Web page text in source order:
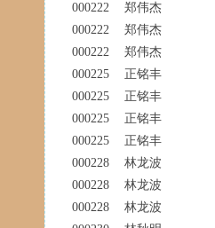
000222
郑伟杰
000222
郑伟杰
000222
郑伟杰
000225
正铭丰
000225
正铭丰
000225
正铭丰
000225
正铭丰
000228
林龙波
000228
林龙波
000228
林龙波